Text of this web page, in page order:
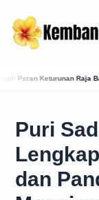
Era Kemerdekaan
Puri
dan